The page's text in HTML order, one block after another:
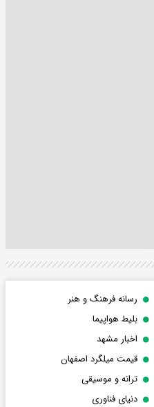
رسانه فرهنگ و هنر
بلیط هواپیما
اخبار مشهد
قیمت میلگرد اصفهان
ترانه و موسیقی
دنیای فناوری